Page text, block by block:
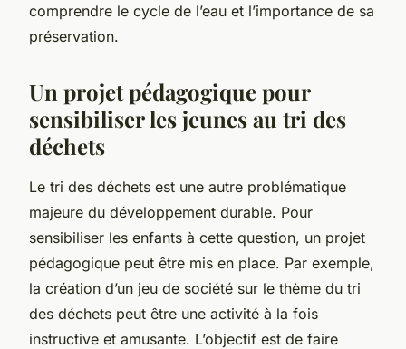
comprendre le cycle de l’eau et l’importance de sa
préservation.
Un projet pédagogique pour
sensibiliser les jeunes au tri des
déchets
Le tri des déchets est une autre problématique
majeure du développement durable. Pour
sensibiliser les enfants à cette question, un projet
pédagogique peut être mis en place. Par exemple,
la création d’un jeu de société sur le thème du tri
des déchets peut être une activité à la fois
instructive et amusante. L’objectif est de faire